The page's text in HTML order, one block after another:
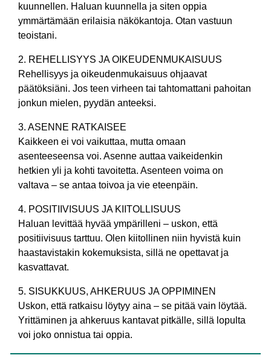
kuunnellen. Haluan kuunnella ja siten oppia
ymmärtämään erilaisia näkökantoja. Otan vastuun
teoistani.
2. REHELLISYYS JA OIKEUDENMUKAISUUS
Rehellisyys ja oikeudenmukaisuus ohjaavat
päätöksiäni. Jos teen virheen tai tahtomattani pahoitan
jonkun mielen, pyydän anteeksi.
3. ASENNE RATKAISEE
Kaikkeen ei voi vaikuttaa, mutta omaan
asenteeseensa voi. Asenne auttaa vaikeidenkin
hetkien yli ja kohti tavoitetta. Asenteen voima on
valtava – se antaa toivoa ja vie eteenpäin.
4. POSITIIVISUUS JA KIITOLLISUUS
Haluan levittää hyvää ympärilleni – uskon, että
positiivisuus tarttuu. Olen kiitollinen niin hyvistä kuin
haastavistakin kokemuksista, sillä ne opettavat ja
kasvattavat.
5. SISUKKUUS, AHKERUUS JA OPPIMINEN
Uskon, että ratkaisu löytyy aina – se pitää vain löytää.
Yrittäminen ja ahkeruus kantavat pitkälle, sillä lopulta
voi joko onnistua tai oppia.